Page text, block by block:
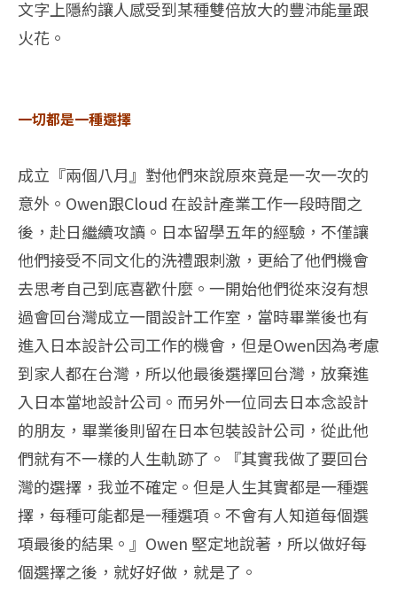
文字上隱約讓人感受到某種雙倍放大的豐沛能量跟
火花。
一切都是一種選擇
成立『兩個八月』對他們來說原來竟是一次一次的
意外。Owen跟Cloud 在設計產業工作一段時間之
後，赴日繼續攻讀。日本留學五年的經驗，不僅讓
他們接受不同文化的洗禮跟刺激，更給了他們機會
去思考自己到底喜歡什麼。一開始他們從來沒有想
過會回台灣成立一間設計工作室，當時畢業後也有
進入日本設計公司工作的機會，但是Owen因為考慮
到家人都在台灣，所以他最後選擇回台灣，放棄進
入日本當地設計公司。而另外一位同去日本念設計
的朋友，畢業後則留在日本包裝設計公司，從此他
們就有不一樣的人生軌跡了。『其實我做了要回台
灣的選擇，我並不確定。但是人生其實都是一種選
擇，每種可能都是一種選項。不會有人知道每個選
項最後的結果。』Owen 堅定地說著，所以做好每
個選擇之後，就好好做，就是了。